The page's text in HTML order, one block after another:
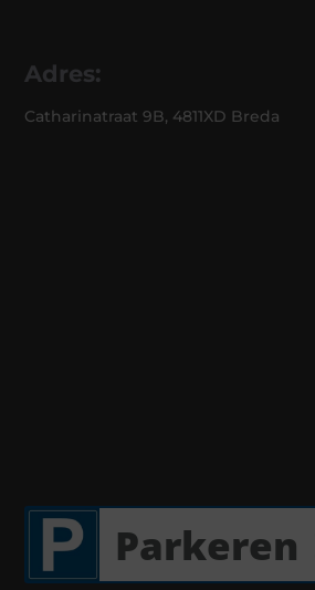
Adres:
Catharinatraat 9B, 4811XD Breda
Parkeren